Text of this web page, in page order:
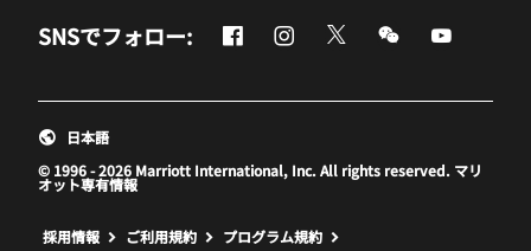
SNSでフォロー: Facebook
新しいウィンドウで開く
Instagram
新しいウィンドウで開く
Twitter
新しいウィンドウで開
Messenger
新しいウィンド
新しいウ
© 1996 - 2026 Marriott International, Inc. All rights reserved. マリ
オット専有情報
日本語
採用情報 新しいウィンドウで開く
ご利用規約 プログラム規約